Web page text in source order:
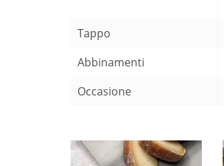
Tappo
Abbinamenti
Occasione